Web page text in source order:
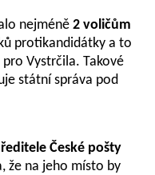
nejméně2 voličům
protikandidátky a to
Vystrčila. Takové
státní správa pod
České pošty
že na jeho místo by